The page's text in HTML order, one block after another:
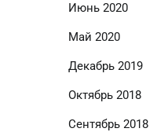
Июнь 2020
Май 2020
Декабрь 2019
Октябрь 2018
Сентябрь 2018